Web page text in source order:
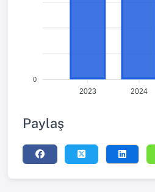
0
2023 2024
Paylaş